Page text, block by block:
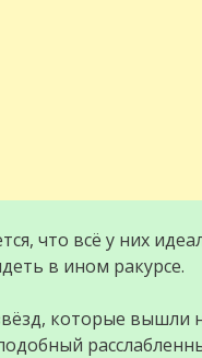
что всё у них
в ином ракурсе.
которые вышли